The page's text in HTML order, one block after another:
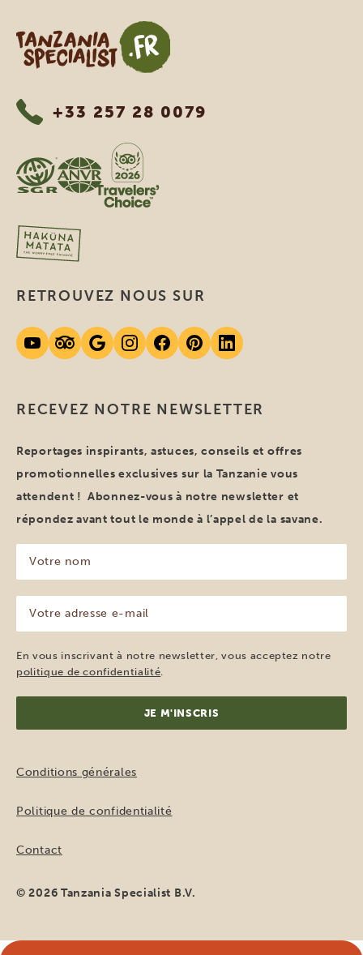
Tanzania Specialist
+33 257 28 0079
RECEVEZ NOTRE NEWSLETTER
Reportages inspirants, astuces, conseils et offres
promotionnelles exclusives sur la Tanzanie vous
attendent ! Abonnez-vous à notre newsletter et
répondez avant tout le monde à l’appel de la savane.
nom
(Nécessaire)
adresse
e-
mail
(Nécessaire)
En vous inscrivant à notre newsletter, vous acceptez notre
politique de confidentialité
RETROUVEZ NOUS SUR
Conditions générales
Politique de confidentialité
Contact
© 2026 Tanzania Specialist B.V.